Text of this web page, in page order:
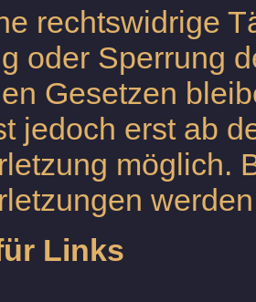
rechtswidrige
oder Sperrung
Gesetzen
jedoch erst ab
möglich.
Links